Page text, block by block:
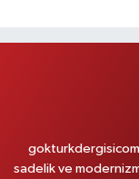
sadelik ve